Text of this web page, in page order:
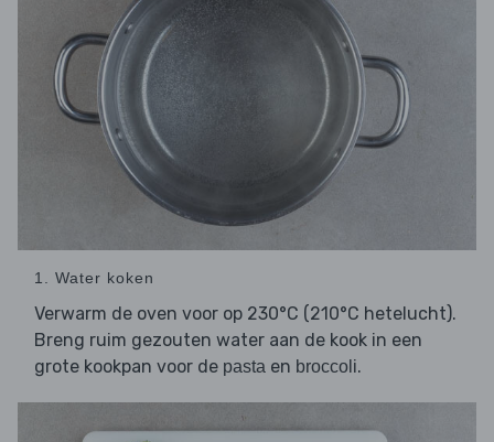
1. Water koken
Verwarm de oven voor op 230°C (210°C hetelucht).
Breng ruim gezouten water aan de kook in een
grote kookpan voor de pasta en broccoli.